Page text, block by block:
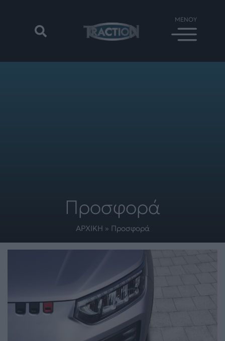
Προσφορά
ΑΡΧΙΚΗ » Προσφορά